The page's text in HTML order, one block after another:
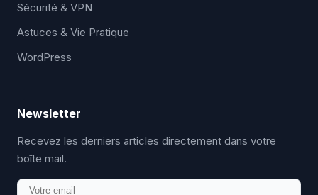
Sécurité & VPN
Astuces & Vie Pratique
WordPress
Newsletter
Recevez les derniers articles directement dans votre
boîte mail.